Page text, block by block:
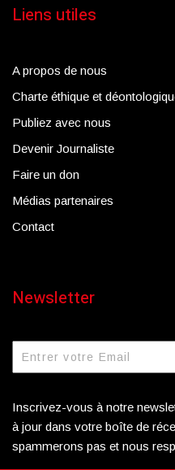
Liens utiles
A propos de nous
Charte éthique et
Publiez avec nous
Devenir Journaliste
Faire un don
Médias partenaires
Contact
Newsletter
Inscrivez-vous à notre
à jour dans votre boîte de
spammerons pas et nous